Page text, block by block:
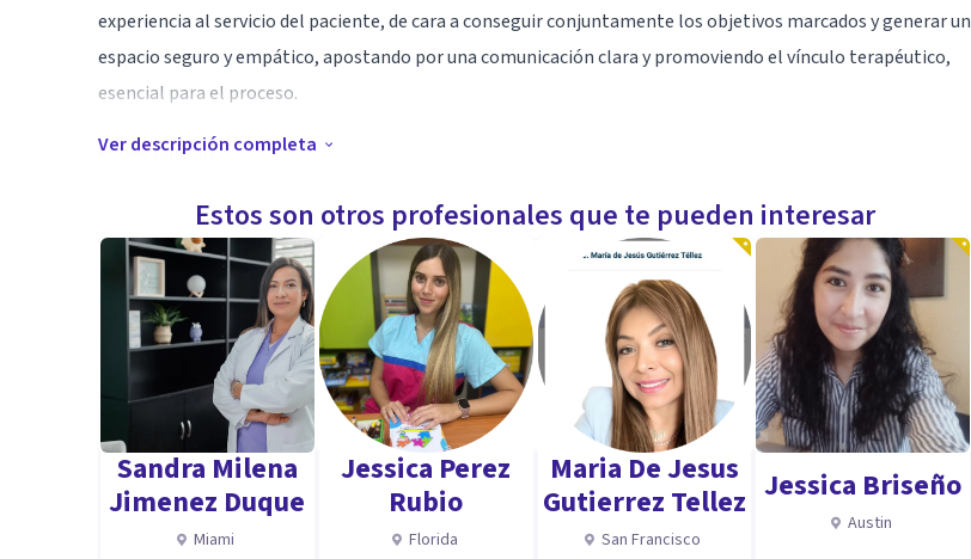
experiencia al servicio del paciente, de cara a conseguir conjuntamente los objetivos marcados y generar un
espacio seguro y empático, apostando por una comunicación clara y promoviendo el vínculo terapéutico,
esencial para el proceso.
Especialidad
sistémica o humanista de forma bidireccional. Confío en el carácter multidisciplinar de las intervenciones,
así como la individualización de las mismas en función de las necesidades de cada paciente.
Ver descripción completa
Estos son otros profesionales que te pueden interesar
Sandra Milena
Jimenez Duque
Miami
Jessica Perez
Rubio
Florida
Maria De Jesus
Gutierrez Tellez
San Francisco
Jessica Briseño
Austin